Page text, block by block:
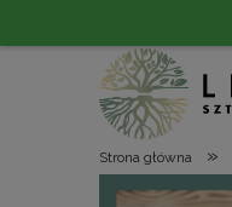
Strona główna »